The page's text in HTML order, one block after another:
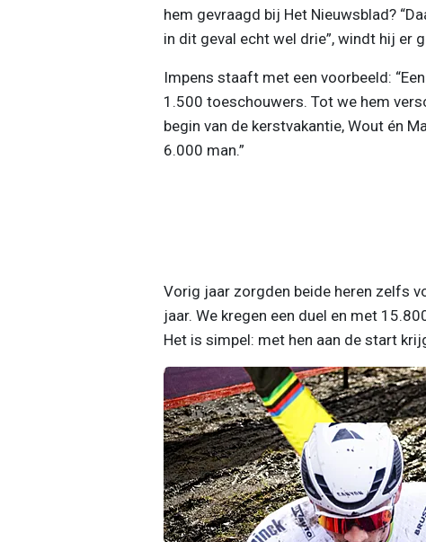
hem gevraagd bij Het Nieuwsblad?
in dit geval echt wel drie”, windt hij er
Impens staaft met een voorbeeld:
1.500 toeschouwers. Tot we hem
begin van de kerstvakantie, Wout én
6.000 man.”
Vorig jaar zorgden beide heren zelfs
jaar. We kregen een duel en met
Het is simpel: met hen aan de start